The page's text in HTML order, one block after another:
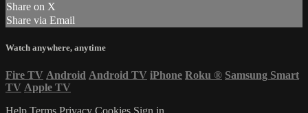
Share on X
Share via Email
Watch anywhere, anytime
Fire TV Android Android TV iPhone Roku ® Samsung Smart
TV Apple TV
Help Terms Privacy Cookies Sign in